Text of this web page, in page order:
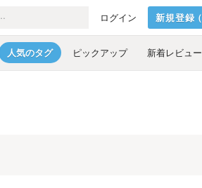
ログイン 新規登録（
人気のタグ ピックアップ 新着レビュー